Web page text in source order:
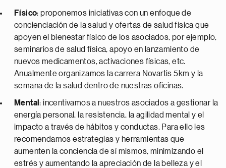
Físico: proponemos iniciativas con un enfoque de
concienciación de la salud y ofertas de salud física que
apoyen el bienestar físico de los asociados, por ejemplo,
seminarios de salud física, apoyo en lanzamiento de
nuevos medicamentos, activaciones físicas, etc.
Anualmente organizamos la carrera Novartis 5km y la
semana de la salud dentro de nuestras oficinas.
Mental: incentivamos a nuestros asociados a gestionar la
energía personal, la resistencia, la agilidad mental y el
impacto a través de hábitos y conductas. Para ello les
recomendamos estrategias y herramientas que
aumenten la conciencia de sí mismos, minimizando el
estrés y aumentando la apreciación de la belleza y el